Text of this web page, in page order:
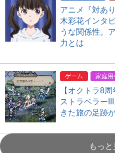
アニメ『対あ
木彩花インタ
うな関係性。
力とは
ゲーム 家庭用
【オクトラ8
ストラベラー
きた旅の足跡
もっと